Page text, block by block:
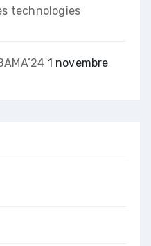
technologies
1 novembre